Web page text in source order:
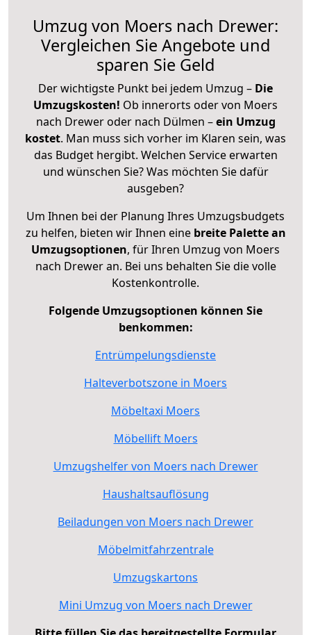
Umzug von Moers nach Drewer:
Vergleichen Sie Angebote und
sparen Sie Geld
Der wichtigste Punkt bei jedem Umzug – Die
Umzugskosten! Ob innerorts oder von Moers
nach Drewer oder nach Dülmen –ein Umzug
kostet. Man muss sich vorher im Klaren sein, was
das Budget hergibt. Welchen Service erwarten
und wünschen Sie? Was möchten Sie dafür
ausgeben?
Um Ihnen bei der Planung Ihres Umzugsbudgets
zu helfen, bieten wir Ihnen eine breite Palette an
Umzugsoptionen, für Ihren Umzug von Moers
nach Drewer an. Bei uns behalten Sie die volle
Kostenkontrolle.
Folgende Umzugsoptionen können Sie
benkommen:
Entrümpelungsdienste
Halteverbotszone in Moers
Möbeltaxi Moers
Möbellift Moers
Umzugshelfer von Moers nach Drewer
Haushaltsauflösung
Beiladungen von Moers nach Drewer
Möbelmitfahrzentrale
Umzugskartons
Mini Umzug von Moers nach Drewer